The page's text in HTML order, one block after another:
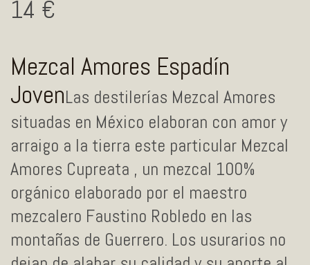
14
Mezcal Amores Espadín
JovenLas destilerías Mezcal Amores
situadas en México elaboran con amor y
arraigo a la tierra este particular Mezcal
Amores Cupreata , un mezcal 100%
orgánico elaborado por el maestro
mezcalero Faustino Robledo en las
montañas de Guerrero. Los usurarios no